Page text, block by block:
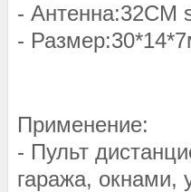
- Антенна:32CM
-
Применение:
- Пульт
гаража, окнами,